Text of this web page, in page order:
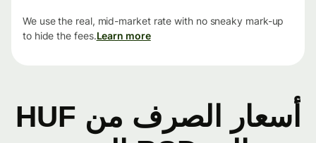
We use the real, mid-market rate with no sneaky mark-up
to hide the fees.Learn more
أسعار الصرف من HUF